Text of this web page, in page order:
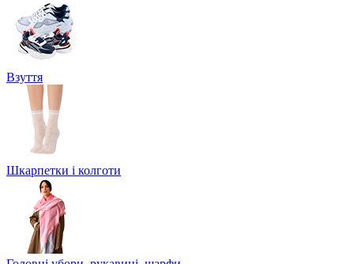
Взуття
Шкарпетки і колготи